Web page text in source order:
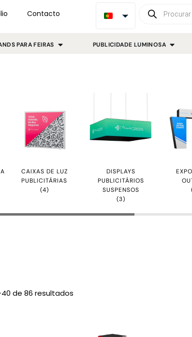
Contacto
PARA FEIRAS PUBLICIDADE LUMINOSA
CAIXAS DE LUZ
PUBLICITÁRIAS
(4)
DISPLAYS
PUBLICITÁRIOS
SUSPENSOS
(3)
de 86 resultados